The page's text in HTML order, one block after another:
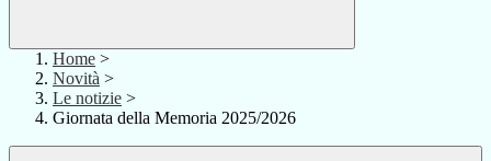
Home >
Novità >
Le notizie >
Giornata della Memoria 2025/2026